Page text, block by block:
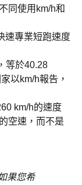
同使用km/h和
速專業短跑速度
等於40.28
以km/h報告，
km/h的速度
空速，而不是
果您希